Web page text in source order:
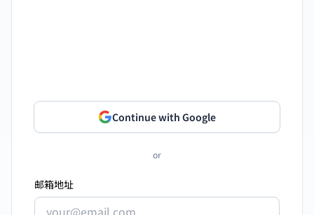
Continue with Google
or
邮箱地址